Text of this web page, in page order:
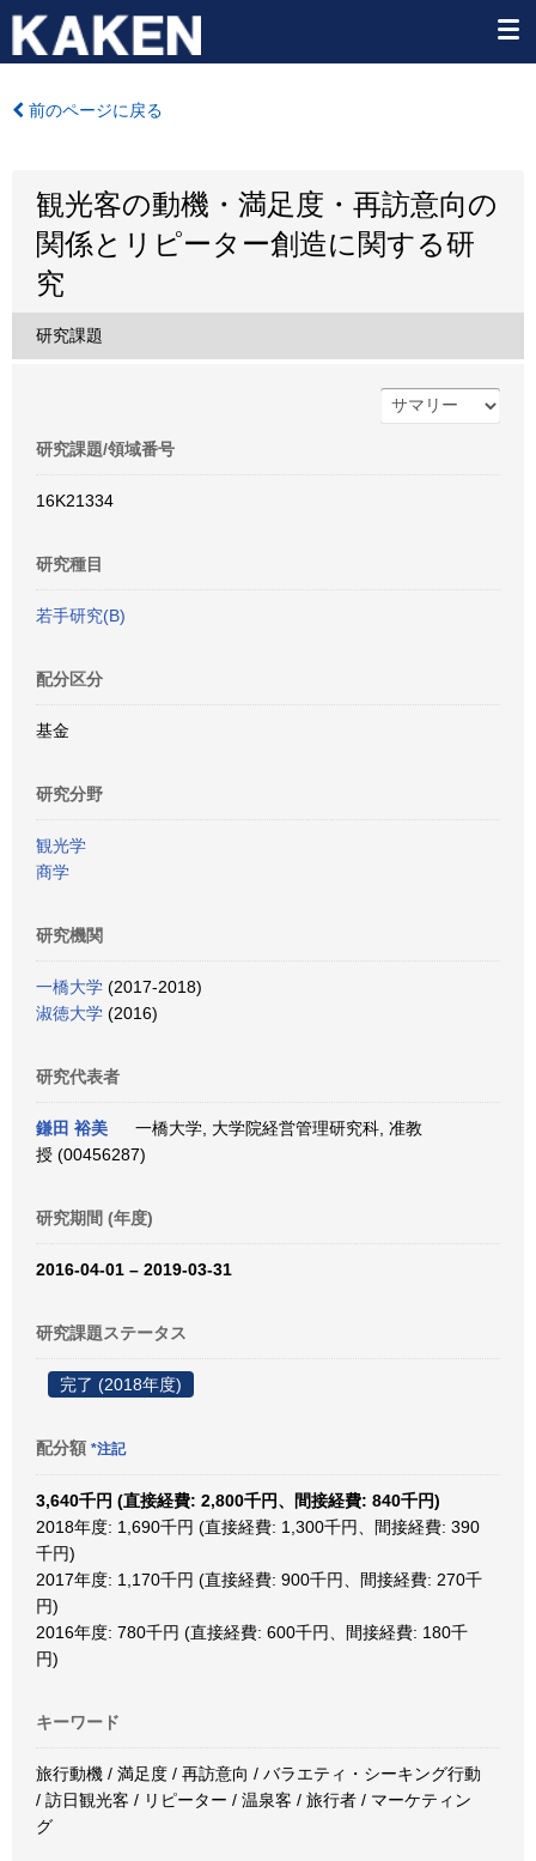
前のページに戻る
観光客の動機・満足度・再訪意向の
関係とリピーター創造に関する研
究
研究課題
研究課題/領域番号
16K21334
研究種目
若手研究(B)
配分区分
基金
研究分野
観光学
商学
研究機関
一橋大学 (2017-2018)
淑徳大学 (2016)
研究代表者
鎌田 裕美
一橋大学, 大学院経営管理研究科, 准教
授 (00456287)
研究期間 (年度)
2016-04-01 – 2019-03-31
研究課題ステータス
完了 (2018年度)
配分額 *注記
3,640千円 (直接経費: 2,800千円、間接経費: 840千円)
2018年度: 1,690千円 (直接経費: 1,300千円、間接経費: 390
千円)
2017年度: 1,170千円 (直接経費: 900千円、間接経費: 270千
円)
2016年度: 780千円 (直接経費: 600千円、間接経費: 180千
円)
キーワード
旅行動機 / 満足度 / 再訪意向 / バラエティ・シーキング行動
/ 訪日観光客 / リピーター / 温泉客 / 旅行者 / マーケティン
グ